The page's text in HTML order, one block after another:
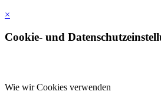
×
Cookie- und
Wie wir Cookies verwenden